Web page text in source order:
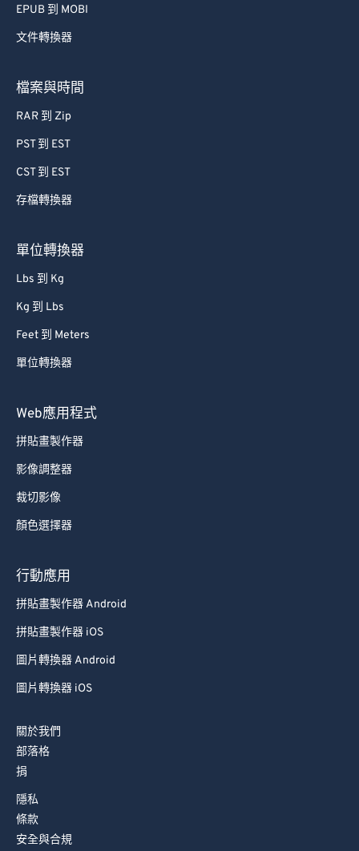
EPUB 到 MOBI
文件轉換器
檔案與時間
RAR 到 Zip
PST 到 EST
CST 到 EST
存檔轉換器
單位轉換器
Lbs 到 Kg
Kg 到 Lbs
Feet 到 Meters
單位轉換器
Web應用程式
拼貼畫製作器
影像調整器
裁切影像
顏色選擇器
行動應用
拼貼畫製作器 Android
拼貼畫製作器 iOS
圖片轉換器 Android
圖片轉換器 iOS
關於我們
部落格
捐
隱私
條款
安全與合規